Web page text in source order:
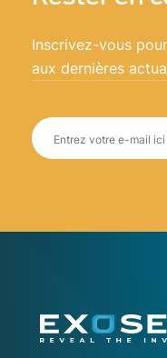
Inscrivez-vous
aux dernières